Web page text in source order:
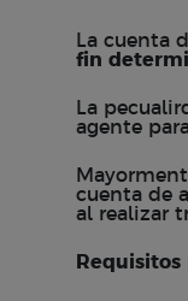
La cuenta
fin
La
agente
cuenta de
al realizar